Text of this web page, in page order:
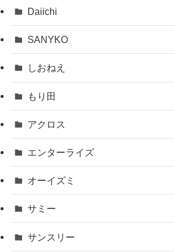
Daiichi
SANYKO
しおねえ
もり田
アクロス
エンターライズ
オーイズミ
サミー
サンスリー